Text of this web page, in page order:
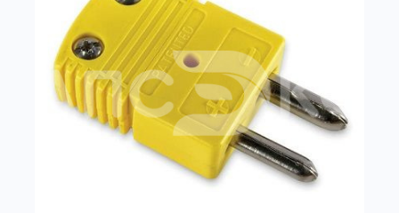
+7(351) 223-98-74